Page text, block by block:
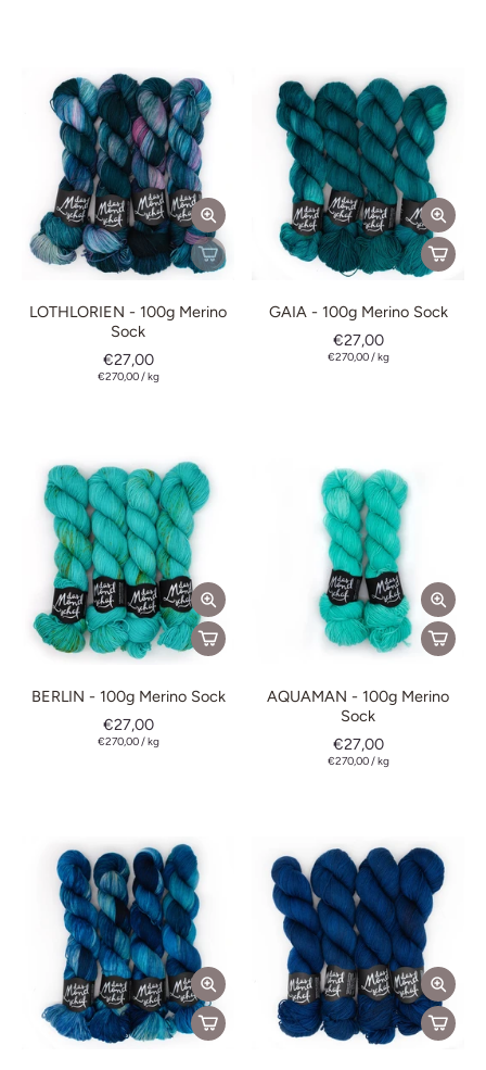
LOTHLORIEN - 100g Merino
Sock
€27,00
€270,00/kg
GAIA - 100g Merino Sock
€27,00
€270,00/kg
BERLIN - 100g Merino Sock
€27,00
€270,00/kg
AQUAMAN - 100g Merino
Sock
€27,00
€270,00/kg